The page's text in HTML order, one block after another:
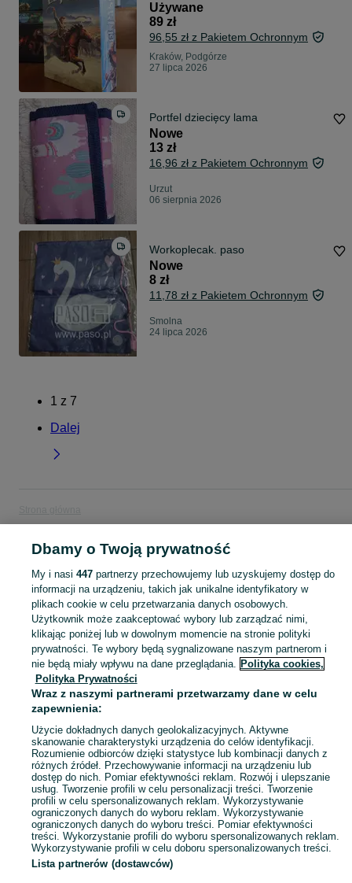
Używane
89 zł
96,55 zł z Pakietem Ochronnym
Kraków, Podgórze
27 lipca 2026
Portfel dziecięcy lama
Nowe
13 zł
16,96 zł z Pakietem Ochronnym
Urzut
06 sierpnia 2026
Workoplecak. paso
Nowe
8 zł
11,78 zł z Pakietem Ochronnym
Smolna
24 lipca 2026
1 z 7
Dalej
POLSKA
KATEGORIA
Skorzystaj z największego serwisu ogłoszeniowego w Polsce! Kupuj to, czego pragniesz i sprzedawaj to, czego już nie potrzebujesz! Zobacz
Mapa kategorii
Mapa miejscowości
Mapa ministron
Popularne wyszukiwania
Dbamy o Twoją prywatność
My i nasi 447partnerzy przechowujemy lub uzyskujemy dostęp do
informacji na urządzeniu, takich jak unikalne identyfikatory w
plikach cookie w celu przetwarzania danych osobowych.
Użytkownik może zaakceptować wybory lub zarządzać nimi,
klikając poniżej lub w dowolnym momencie na stronie polityki
prywatności. Te wybory będą sygnalizowane naszym partnerom i
nie będą miały wpływu na dane przeglądania. Polityka cookies,
Polityka Prywatności
Wraz z naszymi partnerami przetwarzamy dane w celu
zapewnienia:
Użycie dokładnych danych geolokalizacyjnych. Aktywne
skanowanie charakterystyki urządzenia do celów identyfikacji.
Rozumienie odbiorców dzięki statystyce lub kombinacji danych z
różnych źródeł. Przechowywanie informacji na urządzeniu lub
dostęp do nich. Pomiar efektywności reklam. Rozwój i ulepszanie
usług. Tworzenie profili w celu personalizacji treści. Tworzenie
profili w celu spersonalizowanych reklam. Wykorzystywanie
ograniczonych danych do wyboru reklam. Wykorzystywanie
ograniczonych danych do wyboru treści. Pomiar efektywności
treści. Wykorzystanie profili do wyboru spersonalizowanych reklam.
Wykorzystywanie profili w celu doboru spersonalizowanych treści.
Lista partnerów (dostawców)